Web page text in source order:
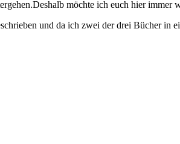
möchte ich euch hier
und da ich zwei der drei Bücher in